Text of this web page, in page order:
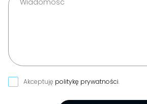
Akceptuję politykę prywatności.